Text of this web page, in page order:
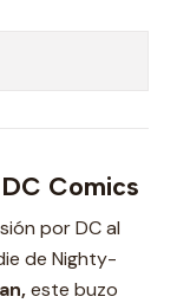
Comics
por DC al
de Nighty-
este buzo